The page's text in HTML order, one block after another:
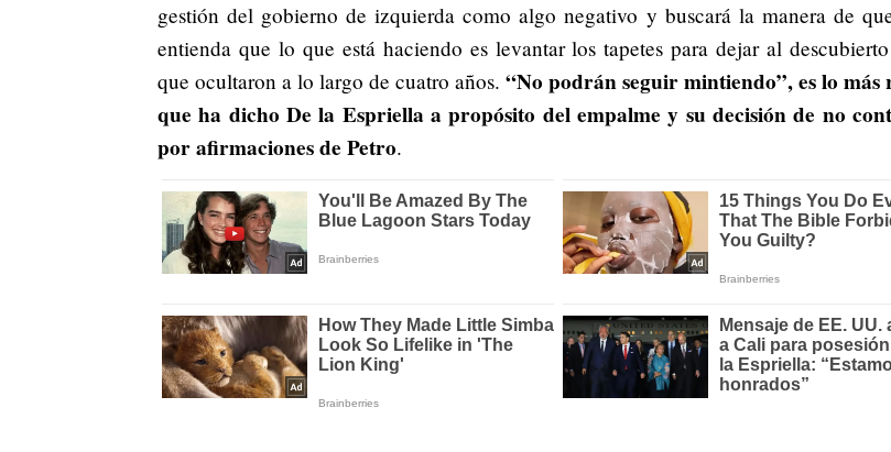
gestión del gobierno de izquierda como algo negativo y buscará la manera de
entienda que lo que está haciendo es levantar los tapetes para dejar al
que ocultaron a lo largo de cuatro años. “No podrán seguir mintiendo”, es lo más
que ha dicho De la Espriella a propósito del empalme y su decisión de no
por afirmaciones de Petro.